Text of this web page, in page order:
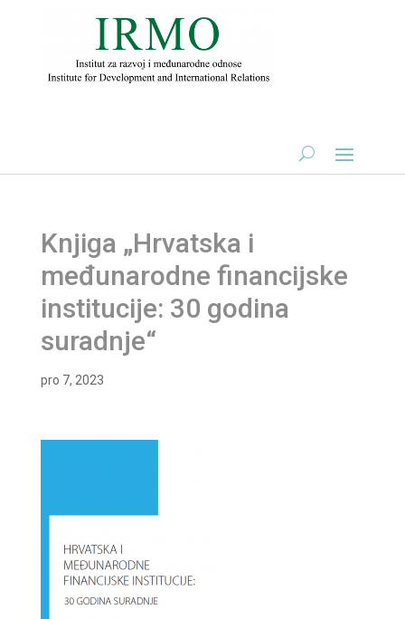
Knjiga „Hrvatska i
međunarodne financijske
institucije: 30 godina
suradnje“
pro 7, 2023